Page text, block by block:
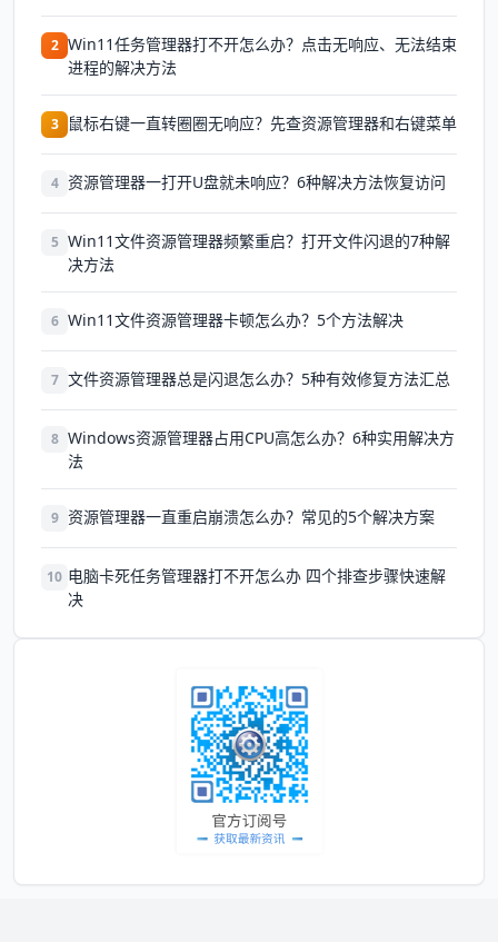
2 Win11任务管理器打不开怎么办？点击无响应、无法结束
进程的解决方法
3 鼠标右键一直转圈圈无响应？先查资源管理器和右键菜单
4 资源管理器一打开U盘就未响应？6种解决方法恢复访问
5 Win11文件资源管理器频繁重启？打开文件闪退的7种解
决方法
6 Win11文件资源管理器卡顿怎么办？5个方法解决
7 文件资源管理器总是闪退怎么办？5种有效修复方法汇总
8 Windows资源管理器占用CPU高怎么办？6种实用解决方
法
9 资源管理器一直重启崩溃怎么办？常见的5个解决方案
10 电脑卡死任务管理器打不开怎么办 四个排查步骤快速解
决